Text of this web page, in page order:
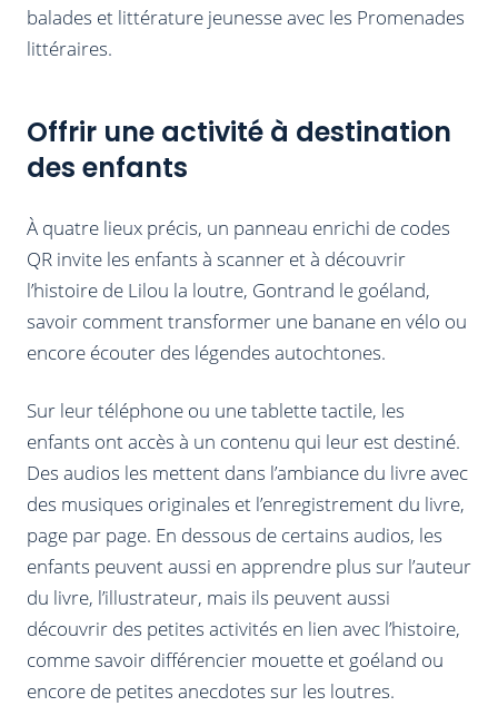
balades et littérature jeunesse avec les Promenades
littéraires.
Offrir une activité à destination
des enfants
À quatre lieux précis, un panneau enrichi de codes
QR invite les enfants à scanner et à découvrir
l’histoire de Lilou la loutre, Gontrand le goéland,
savoir comment transformer une banane en vélo ou
encore écouter des légendes autochtones.
Sur leur téléphone ou une tablette tactile, les
enfants ont accès à un contenu qui leur est destiné.
Des audios les mettent dans l’ambiance du livre avec
des musiques originales et l’enregistrement du livre,
page par page. En dessous de certains audios, les
enfants peuvent aussi en apprendre plus sur l’auteur
du livre, l’illustrateur, mais ils peuvent aussi
découvrir des petites activités en lien avec l’histoire,
comme savoir différencier mouette et goéland ou
encore de petites anecdotes sur les loutres.